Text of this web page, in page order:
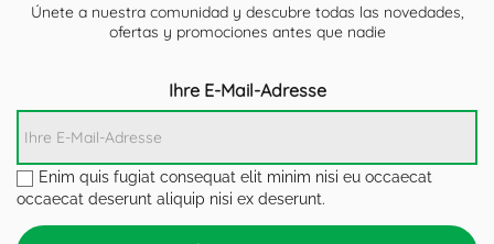
Únete a nuestra comunidad y descubre todas las novedades,
ofertas y promociones antes que nadie
Ihre E-Mail-Adresse
Enim quis fugiat consequat elit minim nisi eu occaecat
occaecat deserunt aliquip nisi ex deserunt.